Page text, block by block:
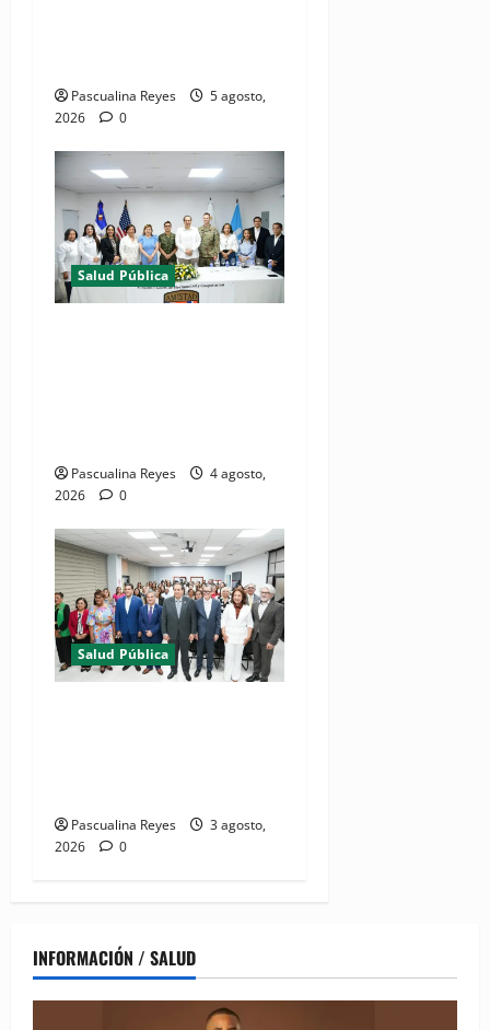
Pascualina Reyes
5 agosto,
2026
0
Salud Pública
Pascualina Reyes
4 agosto,
2026
0
Salud Pública
Pascualina Reyes
3 agosto,
2026
0
INFORMACIÓN / SALUD